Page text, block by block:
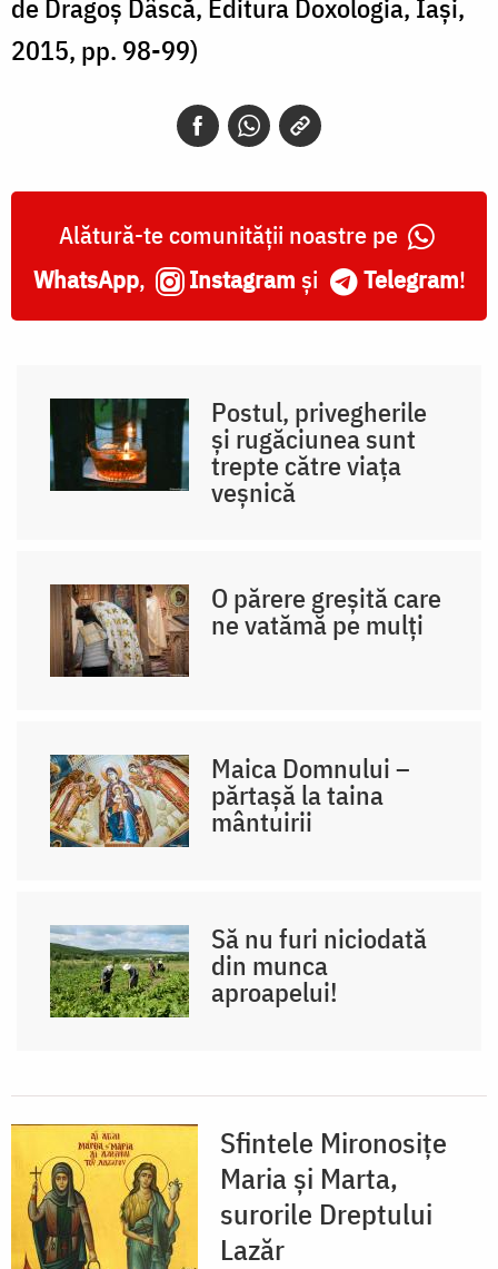
de Dragoș Dâscă, Editura Doxologia, Iași,
2015, pp. 98-99)
Alătură-te comunității noastre pe
WhatsApp, Instagram și Telegram!
Postul, privegherile
și rugăciunea sunt
trepte către viața
veșnică
O părere greșită care
ne vatămă pe mulți
Maica Domnului –
părtașă la taina
mântuirii
Să nu furi niciodată
din munca
aproapelui!
Sfintele Mironosițe
Maria și Marta,
surorile Dreptului
Lazăr